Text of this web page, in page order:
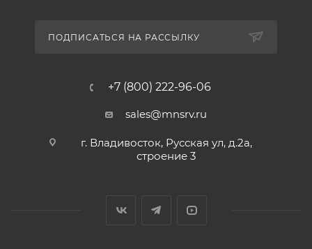
ПОДПИСАТЬСЯ НА РАССЫЛКУ
+7 (800) 222-96-06
sales@mnsrv.ru
г. Владивосток, Русская ул, д.2а,
строение 3